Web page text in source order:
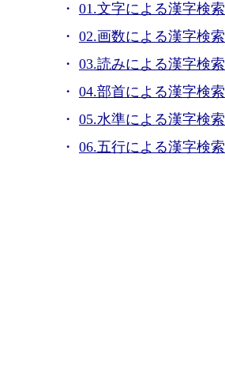
01.文字による漢字検索
02.画数による漢字検索
03.読みによる漢字検索
04.部首による漢字検索
05.水準による漢字検索
06.五行による漢字検索